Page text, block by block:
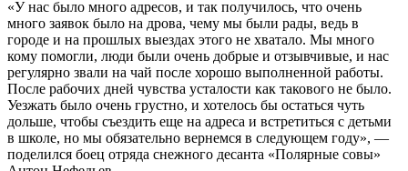
«У нас было много адресов, и так получилось, что очень
много заявок было на дрова, чему мы были рады, ведь в
городе и на прошлых выездах этого не хватало. Мы много
кому помогли, люди были очень добрые и отзывчивые, и нас
регулярно звали на чай после хорошо выполненной работы.
После рабочих дней чувства усталости как такового не было.
Уезжать было очень грустно, и хотелось бы остаться чуть
дольше, чтобы съездить еще на адреса и встретиться с детьми
в школе, но мы обязательно вернемся в следующем году», —
поделился боец отряда снежного десанта «Полярные совы»